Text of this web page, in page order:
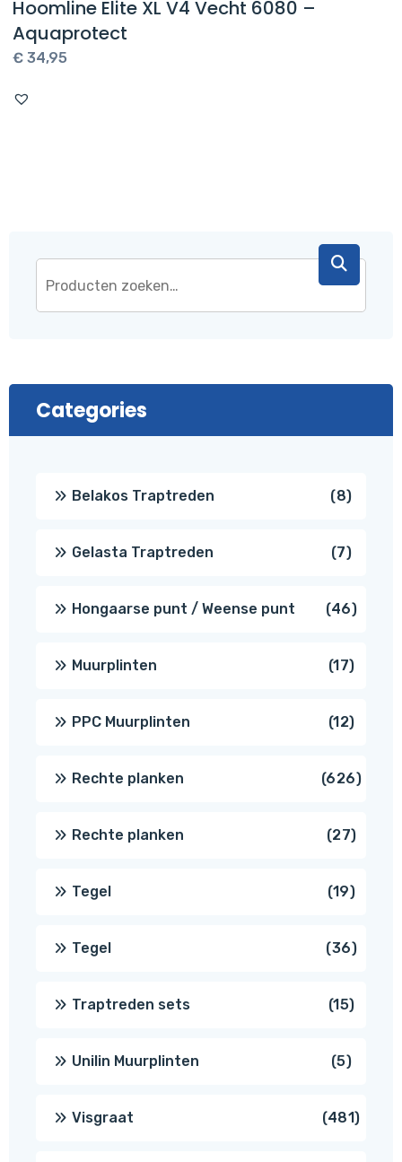
Hoomline Elite XL V4 Vecht 6080 –
Aquaprotect
€34,95
Categories
Belakos Traptreden 88
Gelasta Traptreden 77
Hongaarse punt / Weense punt 4646
Muurplinten 1717
PPC Muurplinten 1212
Rechte planken 626626
Rechte planken 2727
Tegel 1919
Tegel 3636
Traptreden sets 1515
Unilin Muurplinten 55
Visgraat 481481